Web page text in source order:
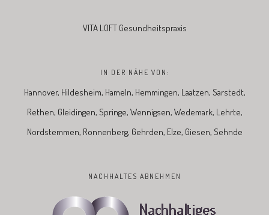
VITA LOFT Gesundheitspraxis
IN DER NÄHE VON:
Hannover, Hildesheim, Hameln, Hemmingen, Laatzen, Sarstedt,
Rethen, Gleidingen, Springe, Wennigsen, Wedemark, Lehrte,
Nordstemmen, Ronnenberg, Gehrden, Elze, Giesen, Sehnde
NACHHALTES ABNEHMEN